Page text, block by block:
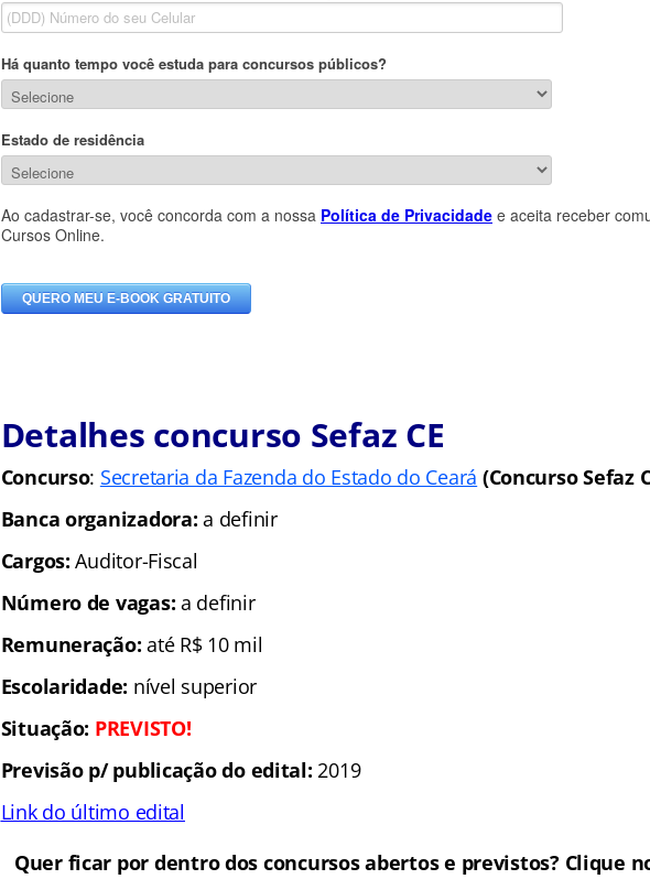
Detalhes concurso Sefaz CE
Concurso: Secretaria da Fazenda do Estado do Ceará (Concurso Sefaz
Banca organizadora:a definir
Cargos:Auditor-Fiscal
Número de vagas:a definir
Remuneração:até R$ 10 mil
Escolaridade: nível superior
Situação: PREVISTO!
Previsão p/ publicação do edital:2019
Link do último edital
Quer ficar por dentro dos concursos abertos e previstos? Clique